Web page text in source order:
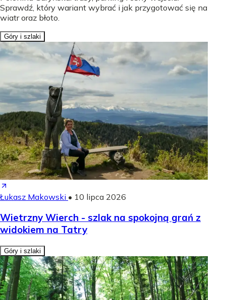
Sprawdź, który wariant wybrać i jak przygotować się na
wiatr oraz błoto.
Góry i szlaki
Łukasz Makowski • 10 lipca 2026
Wietrzny Wierch - szlak na spokojną grań z
widokiem na Tatry
Góry i szlaki